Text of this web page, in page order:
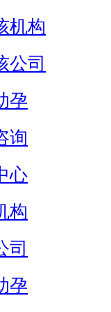
机构
公司
孕
询
心
构
司
孕